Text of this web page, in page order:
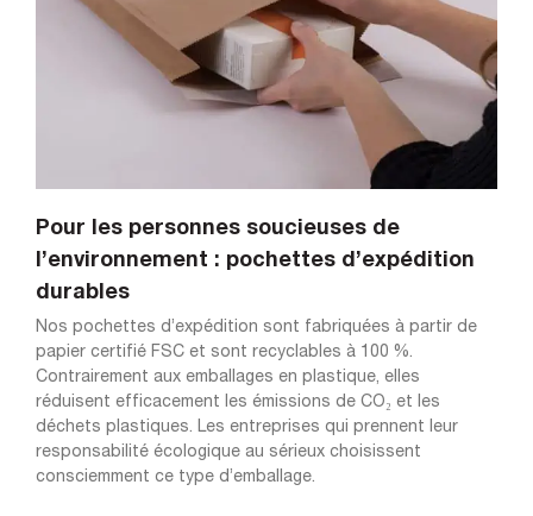
Pour les personnes soucieuses de
l’environnement : pochettes d’expédition
durables
Nos pochettes d’expédition sont fabriquées à partir de
papier certifié FSC et sont recyclables à 100 %.
Contrairement aux emballages en plastique, elles
réduisent efficacement les émissions de CO₂ et les
déchets plastiques. Les entreprises qui prennent leur
responsabilité écologique au sérieux choisissent
consciemment ce type d’emballage.